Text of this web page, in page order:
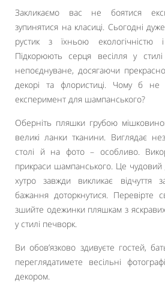
Закликаємо вас не боятися
зупинятися на класиці. Сьогодні
рустик з їхньою екологічністю
Підкорюють серця весілля у
непоєднуване, досягаючи
декорі та флористиці. Чому б не
експеримент для шампанського?
Оберніть пляшки грубою
великі ланки тканини. Виглядає
столі й на фото – особливо.
прикраси шампанського. Це
хутро завжди викликає відчуття
бажання доторкнутися. Перевірте
зшийте одежинки пляшкам з
у стилі печворк.
Ви обов’язково здивуєте гостей,
переглядатимете весільні
декором.